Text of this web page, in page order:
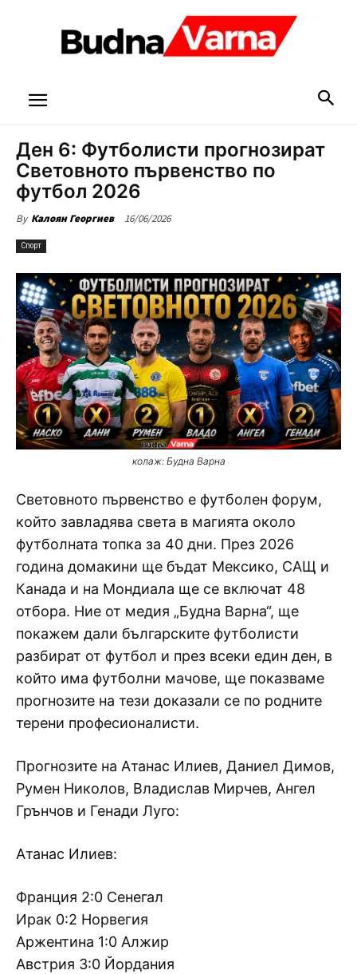
Ден 6: Футболисти прогнозират
Световното първенство по
футбол 2026
By Калоян Георгиев 16/06/2026
Спорт
колаж: Будна Варна
Световното първенство е футболен форум,
който завладява света в магията около
футболната топка за 40 дни. През 2026
година домакини ще бъдат Мексико, САЩ и
Канада и на Мондиала ще се включат 48
отбора. Ние от медия „Будна Варна“, ще
покажем дали българските футболисти
разбират от футбол и през всеки един ден, в
който има футболни мачове, ще показваме
прогнозите на тези доказали се по родните
терени професионалисти.
Прогнозите на Атанас Илиев, Даниел Димов,
Румен Николов, Владислав Мирчев, Ангел
Грънчов и Генади Луго:
Атанас Илиев:
Франция 2:0 Сенегал
Ирак 0:2 Норвегия
Аржентина 1:0 Алжир
Австрия 3:0 Йордания